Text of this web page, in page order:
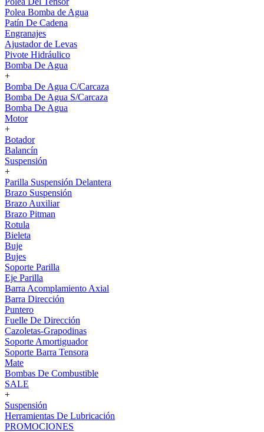
Polea Bomba de Agua
Patín De Cadena
Engranajes
Ajustador de Levas
Pivote Hidráulico
Bomba De Agua
+
Bomba De Agua C/Carcaza
Bomba De Agua S/Carcaza
Bomba De Agua
Motor
+
Botador
Balancín
Suspensión
+
Parilla Suspensión Delantera
Brazo Suspensión
Brazo Auxiliar
Brazo Pitman
Rotula
Bieleta
Buje
Bujes
Soporte Parilla
Eje Parilla
Barra Acomplamiento Axial
Barra Dirección
Puntero
Fuelle De Dirección
Cazoletas-Grapodinas
Soporte Amortiguador
Soporte Barra Tensora
Mate
Bombas De Combustible
SALE
+
Suspensión
Herramientas De Lubricación
PROMOCIONES